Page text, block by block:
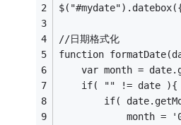
//日期格式化
function
var month =
	if( "" != date ){
if(
month